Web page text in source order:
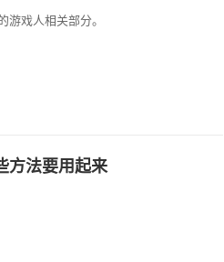
游戏人相关部分。
方法要用起来